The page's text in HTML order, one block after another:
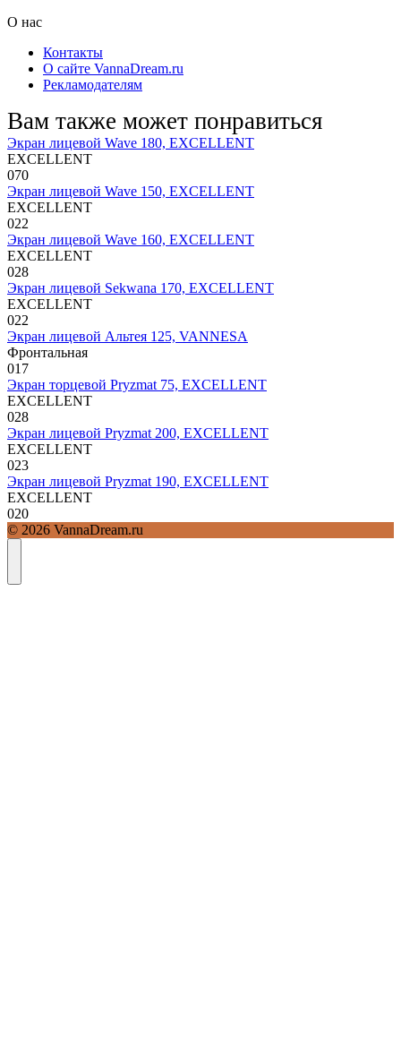
О нас
Контакты
О сайте VannaDream.ru
Рекламодателям
Вам также может понравиться
Экран лицевой Wave 180, EXCELLENT
EXCELLENT
070
Экран лицевой Wave 150, EXCELLENT
EXCELLENT
022
Экран лицевой Wave 160, EXCELLENT
EXCELLENT
028
Экран лицевой Sekwana 170, EXCELLENT
EXCELLENT
022
Экран лицевой Альтея 125, VANNESA
Фронтальная
017
Экран торцевой Pryzmat 75, EXCELLENT
EXCELLENT
028
Экран лицевой Pryzmat 200, EXCELLENT
EXCELLENT
023
Экран лицевой Pryzmat 190, EXCELLENT
EXCELLENT
020
© 2026 VannaDream.ru